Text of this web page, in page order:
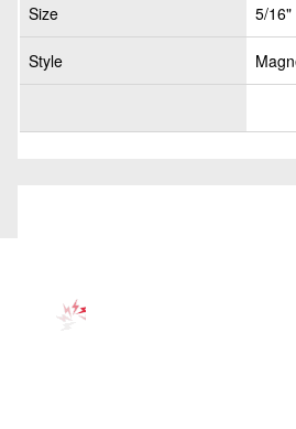
Size 5/16"
Style